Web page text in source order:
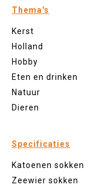
Thema's
Kerst
Holland
Hobby
Eten en drinken
Natuur
Dieren
Specificaties
Katoenen sokken
Zeewier sokken